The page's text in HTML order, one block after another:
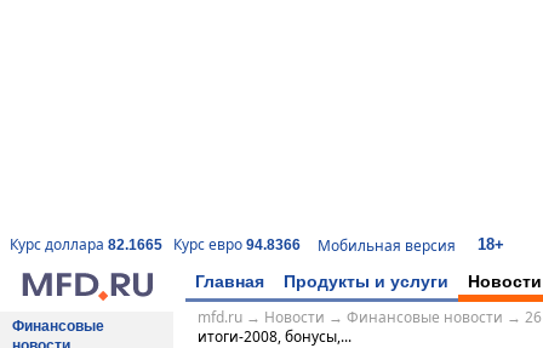
Курс доллара 82.1665 Курс евро 94.8366 Мобильная версия 18+
Главная Продукты и услуги Новости
Финансовые
mfd.ru→ Новости → Финансовые новости →
итоги-2008, бонусы,...